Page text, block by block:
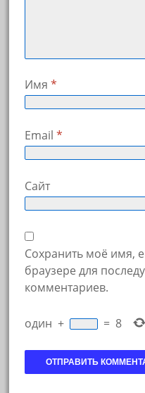
Имя *
Email *
Сайт
Сохранить моё имя,
браузере для
комментариев.
один + = 8